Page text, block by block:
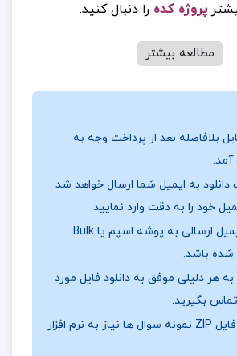
پروژه کده را دنبال کنید.
و قافیه” نوشته سید رحیم میر
معتبر در زمینه‌ی شعر فارسی
بررسی اصول و قواعد عروض
قافیه (آرایش واژگان در پایان
و قافیه سید رحیم میر عمادی
بااین کتاب برای دانشجویان و
فارسی و کسانی که می‌خواهند درک
و زیبایی‌های شعری داشته باشند،
مطالعه بیشتر
بلافاصله بعد از پرداخت وجه به
به ایمیل شما ارسال خواهد شد
خود را به دقت وارد نمایید.
ممکن است ایمیل ارسالی به پوشه اسپم یا Bulk
شده باشد.
هر دلیلی موفق به دانلود فایل مورد
بگیرید.
برای باز کردن فایل ZIP نمونه سوال ها نیاز به نرم افزار